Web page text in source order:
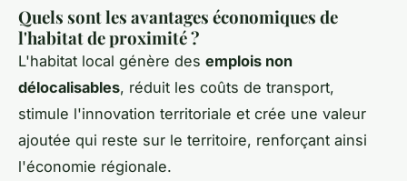
Quels sont les avantages économiques de
l'habitat de proximité ?
L'habitat local génère des emplois non
délocalisables, réduit les coûts de transport,
stimule l'innovation territoriale et crée une valeur
ajoutée qui reste sur le territoire, renforçant ainsi
l'économie régionale.